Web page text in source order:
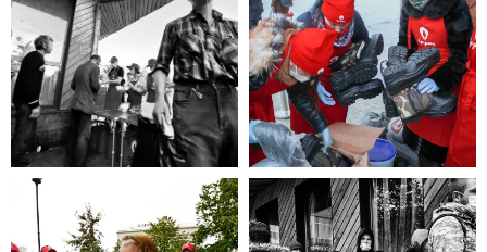
Если Вы нуждаетесь в помощи, то
эта информация для Вас.
Каждый может оказаться в
сложной жизненной ситуации,
главное - знать, к кому обратиться
Помощь нужна
Вам?